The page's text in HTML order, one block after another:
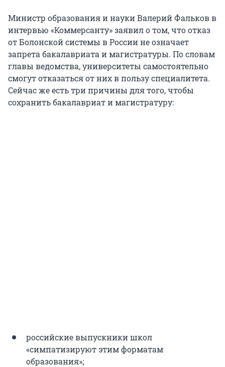
Министр образования и науки Валерий Фальков в
интервью «Коммерсанту» заявил о том, что отказ
от Болонской системы в России не означает
запрета бакалавриата и магистратуры. По словам
главы ведомства, университеты самостоятельно
смогут отказаться от них в пользу специалитета.
Сейчас же есть три причины для того, чтобы
сохранить бакалавриат и магистратуру:
российские выпускники школ
«симпатизируют этим форматам
образования»;